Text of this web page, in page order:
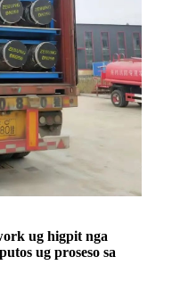
ug higpit nga
ug proseso sa